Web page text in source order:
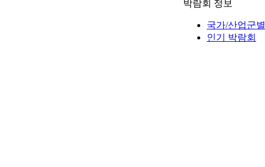
박람회 정보
국가/산업군별
인기 박람회